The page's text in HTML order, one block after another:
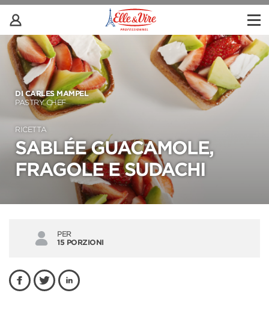
DI CARLES MAMPEL
PASTRY CHEF
RICETTA
SABLÉE GUACAMOLE,
FRAGOLE E SUDACHI
PER
15 PORZIONI